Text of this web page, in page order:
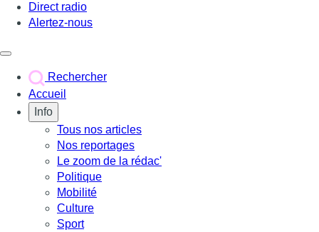
Direct radio
Alertez-nous
Rechercher
Accueil
Info
Tous nos articles
Nos reportages
Le zoom de la rédac'
Politique
Mobilité
Culture
Sport